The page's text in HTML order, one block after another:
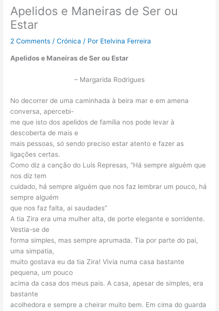
Apelidos e Maneiras de Ser ou
Estar
2 Comments /Crónica / Por Etelvina Ferreira
Apelidos e Maneiras de Ser ou Estar
– Margarida Rodrigues
No decorrer de uma caminhada à beira mar e em amena
conversa, apercebi-
me que isto dos apelidos de família nos pode levar à
descoberta de mais e
mais pessoas, só sendo preciso estar atento e fazer as
ligações certas.
Como diz a canção do Luís Represas, “Há sempre alguém que
nos diz tem
cuidado, há sempre alguém que nos faz lembrar um pouco, há
sempre alguém
que nos faz falta, ai saudades”
A tia Zira era uma mulher alta, de porte elegante e sorridente.
Vestia-se de
forma simples, mas sempre aprumada. Tia por parte do pai,
uma simpatia,
muito gostava eu da tia Zira! Vivia numa casa bastante
pequena, um pouco
acima da casa dos meus pais. A casa, apesar de simples, era
bastante
acolhedora e sempre a cheirar muito bem. Em cima do guarda